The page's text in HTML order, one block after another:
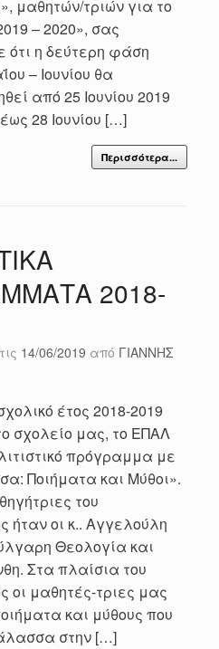
μαθητών/τριών για το
– 2020», σας
ότι η δεύτερη φάση
– Ιουνίου θα
από 25 Ιουνίου 2019
28 Ιουνίου […]
Περισσότερα...
2018-
14/06/2019 από ΓΙΑΝΝΗΣ
έτος 2018-2019
σχολείο μας, το ΕΠΑΛ
πρόγραμμα με
Ποιήματα και Μύθοι».
του
ήταν οι κ.. Αγγελούλη
Θεολογία και
Στα πλαίσια του
οι μαθητές-τριες μας
και μύθους που
στην […]